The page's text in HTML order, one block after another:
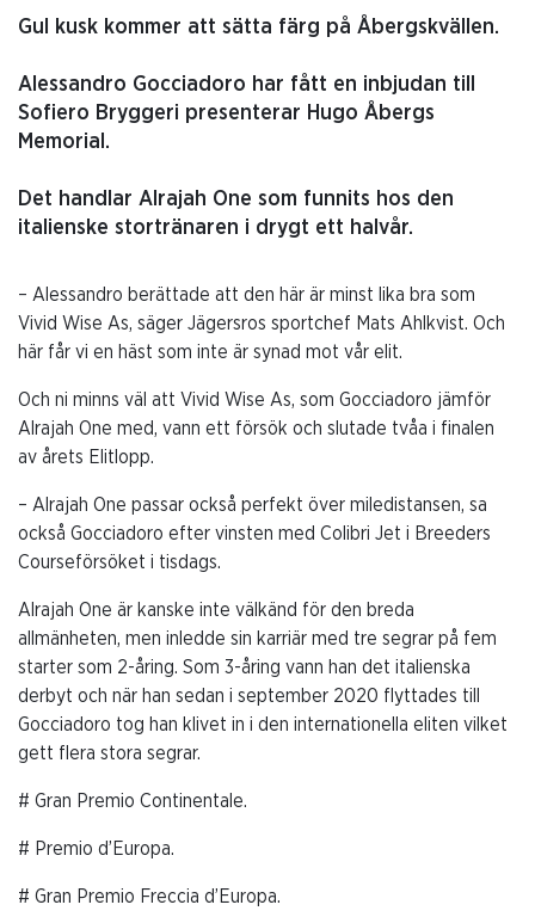
Gul kusk kommer att sätta färg på Åbergskvällen.
Alessandro Gocciadoro har fått en inbjudan till
Sofiero Bryggeri presenterar Hugo Åbergs
Memorial.
Det handlar Alrajah One som funnits hos den
italienske stortränaren i drygt ett halvår.
– Alessandro berättade att den här är minst lika bra som
Vivid Wise As, säger Jägersros sportchef Mats Ahlkvist. Och
här får vi en häst som inte är synad mot vår elit.
Och ni minns väl att Vivid Wise As, som Gocciadoro jämför
Alrajah One med, vann ett försök och slutade tvåa i finalen
av årets Elitlopp.
– Alrajah One passar också perfekt över miledistansen, sa
också Gocciadoro efter vinsten med Colibri Jet i Breeders
Courseförsöket i tisdags.
Alrajah One är kanske inte välkänd för den breda
allmänheten, men inledde sin karriär med tre segrar på fem
starter som 2-åring. Som 3-åring vann han det italienska
derbyt och när han sedan i september 2020 flyttades till
Gocciadoro tog han klivet in i den internationella eliten vilket
gett flera stora segrar.
# Gran Premio Continentale.
# Premio d’Europa.
# Gran Premio Freccia d’Europa.